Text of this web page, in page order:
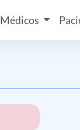
Médicos